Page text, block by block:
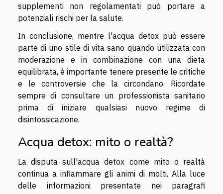
supplementi non regolamentati può portare a
potenziali rischi per la salute.
In conclusione, mentre l'acqua detox può essere
parte di uno stile di vita sano quando utilizzata con
moderazione e in combinazione con una dieta
equilibrata, è importante tenere presente le critiche
e le controversie che la circondano. Ricordate
sempre di consultare un professionista sanitario
prima di iniziare qualsiasi nuovo regime di
disintossicazione.
Acqua detox: mito o realtà?
La disputa sull'acqua detox come mito o realtà
continua a infiammare gli animi di molti. Alla luce
delle informazioni presentate nei paragrafi